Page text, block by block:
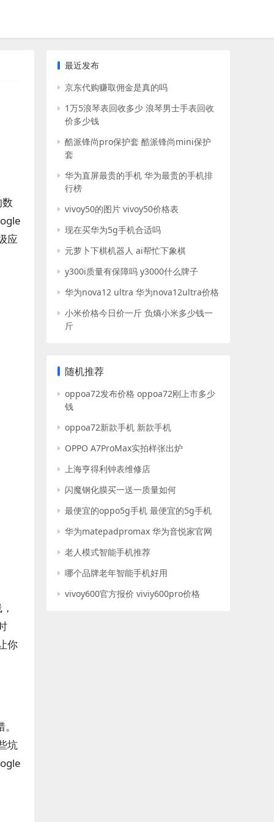
应
你
坑
最近发布
京东代购赚取佣金是真的吗
1万5浪琴表回收多少 浪琴男士手表回收
价多少钱
酷派锋尚pro保护套 酷派锋尚mini保护
套
华为直屏最贵的手机 华为最贵的手机排
行榜
vivoy50的图片 vivoy50价格表
现在买华为5g手机合适吗
元萝卜下棋机器人 ai帮忙下象棋
y300i质量有保障吗 y3000什么牌子
华为nova12 ultra 华为nova12ultra价格
小米价格今日价一斤 负熵小米多少钱一
斤
随机推荐
oppoa72发布价格 oppoa72刚上市多少
钱
oppoa72新款手机 新款手机
OPPO A7ProMax实拍样张出炉
上海亨得利钟表维修店
闪魔钢化膜买一送一质量如何
最便宜的oppo5g手机 最便宜的5g手机
华为matepadpromax 华为音悦家官网
老人模式智能手机推荐
哪个品牌老年智能手机好用
vivoy600官方报价 viviy600pro价格